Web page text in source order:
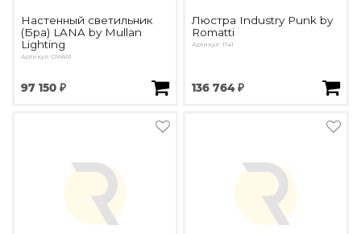
Настенный светильник
(Бра) LANA by Mullan
Lighting
Артикул: OW491
97 150 ₽
Люстра Industry Punk by
Romatti
Артикул: 1141
136 764 ₽